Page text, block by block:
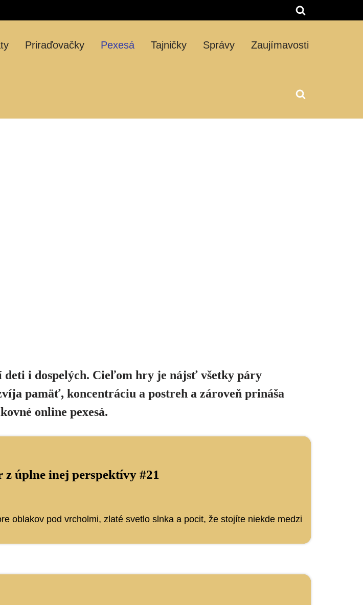
Priraďovačky Pexesá Tajničky Správy Zaujímavosti
deti i dospelých. Cieľom hry je nájsť všetky páry
pamäť, koncentráciu a postreh a zároveň prináša
online pexesá.
úplne inej perspektívy #21
oblakov pod vrcholmi, zlaté svetlo slnka a pocit, že stojíte niekde medzi